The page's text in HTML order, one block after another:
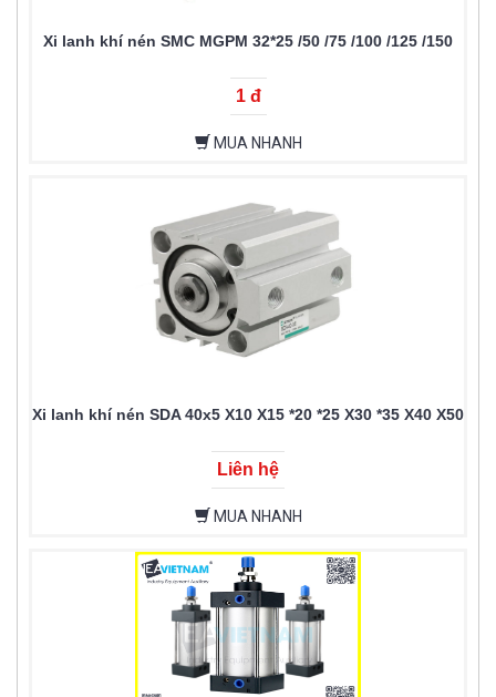
Xi lanh khí nén SMC MGPM 32*25 /50 /75 /100 /125 /150
1 đ
MUA NHANH
Xi lanh khí nén SDA 40x5 X10 X15 *20 *25 X30 *35 X40 X50
Liên hệ
MUA NHANH